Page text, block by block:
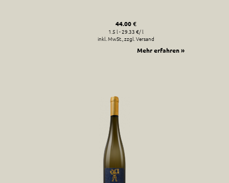
44.00 €
1.5 l - 29.33 €/ l
inkl. MwSt., zzgl. Versand
Mehr erfahren »